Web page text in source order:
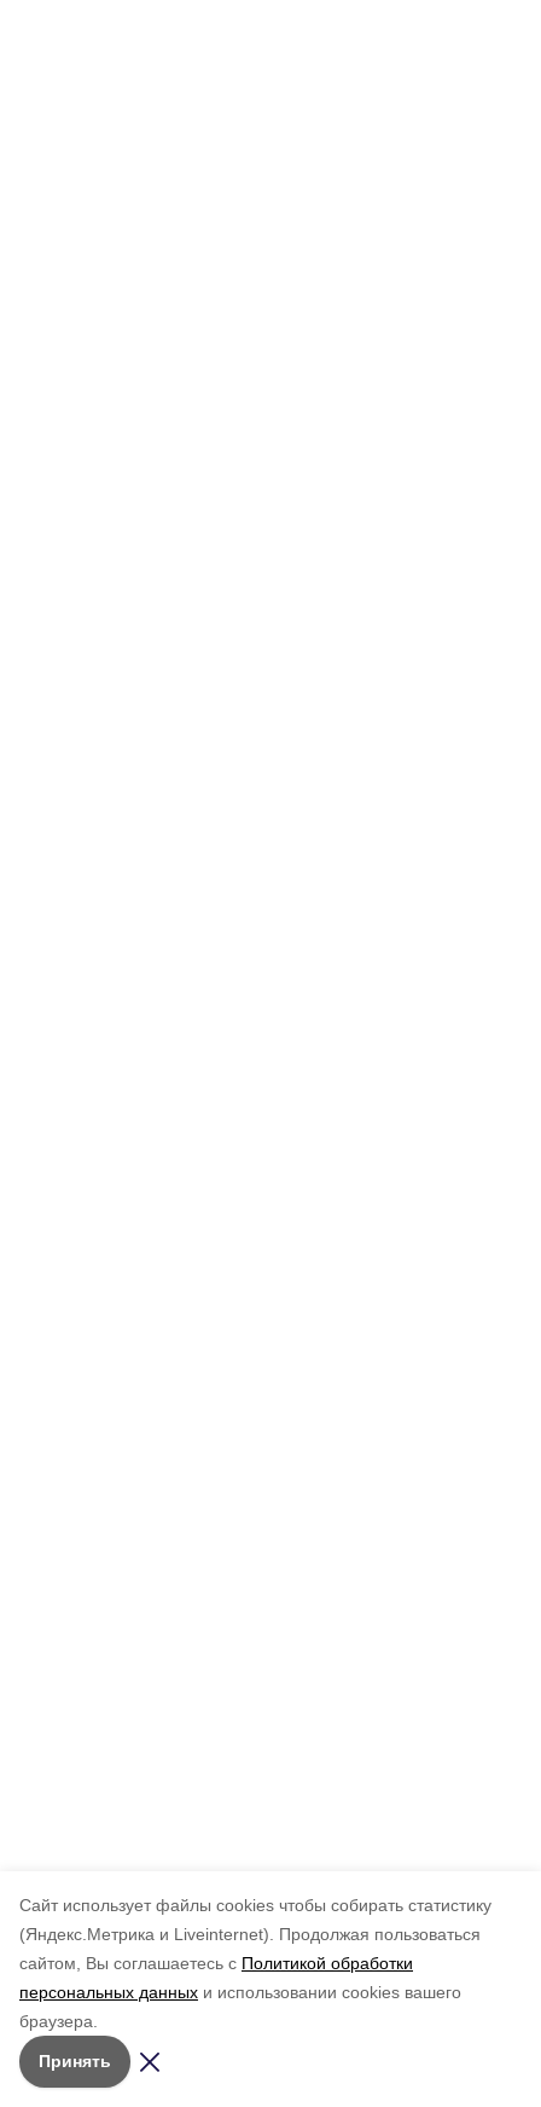
Cайт использует файлы cookies чтобы собирать статистику
(Яндекс.Метрика и Liveinternet).
Продолжая пользоваться
сайтом, Вы соглашаетесь с Политикой обработки
персональных данных и использовании cookies вашего
браузера.
Принять